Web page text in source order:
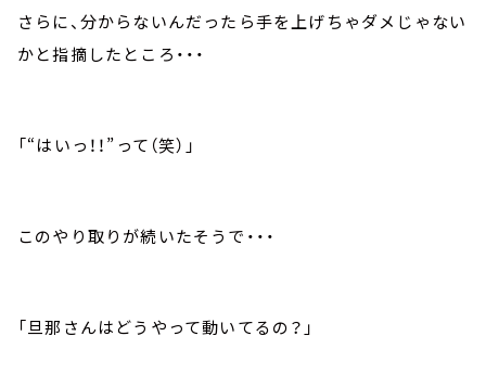
さらに、分からないんだったら手を上げちゃダメじゃない
かと指摘したところ・・・
「“はいっ！！”って（笑）」
このやり取りが続いたそうで・・・
「旦那さんはどうやって動いてるの？」